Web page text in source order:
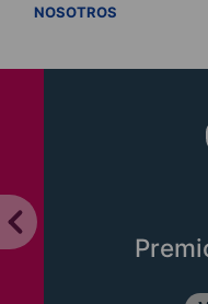
NOSOTROS